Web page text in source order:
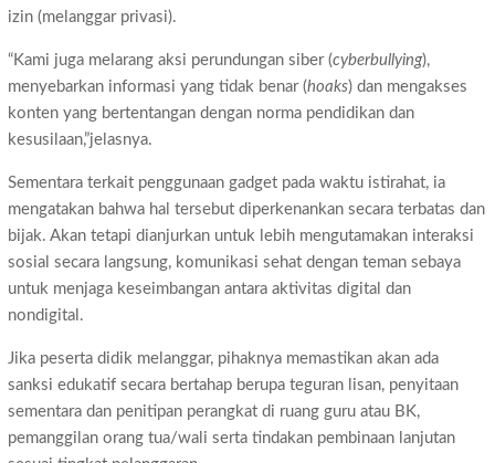
izin (melanggar privasi).
“Kami juga melarang aksi perundungan siber (cyberbullying),
menyebarkan informasi yang tidak benar (hoaks) dan mengakses
konten yang bertentangan dengan norma pendidikan dan
kesusilaan,”jelasnya.
Sementara terkait penggunaan gadget pada waktu istirahat, ia
mengatakan bahwa hal tersebut diperkenankan secara terbatas dan
bijak. Akan tetapi dianjurkan untuk lebih mengutamakan interaksi
sosial secara langsung, komunikasi sehat dengan teman sebaya
untuk menjaga keseimbangan antara aktivitas digital dan
nondigital.
Jika peserta didik melanggar, pihaknya memastikan akan ada
sanksi edukatif secara bertahap berupa teguran lisan, penyitaan
sementara dan penitipan perangkat di ruang guru atau BK,
pemanggilan orang tua/wali serta tindakan pembinaan lanjutan